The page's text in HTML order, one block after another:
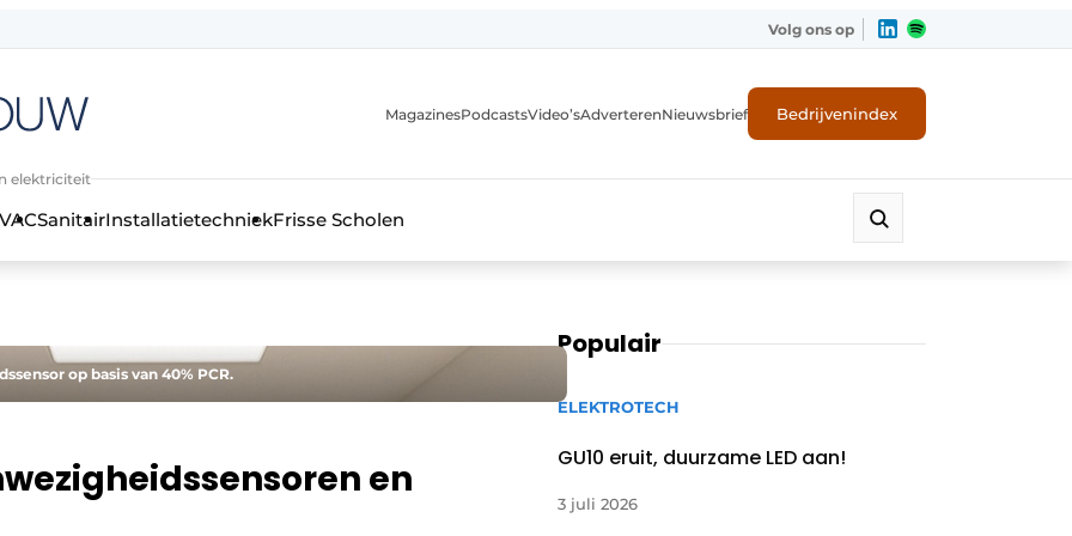
Volg ons op
elektriciteit
MagazinesPodcastsVideo’sAdverterenNieuwsbrief Bedrijvenindex
SanitairInstallatietechniekFrisse Scholen
op basis van 40% PCR.
en
Populair
ELEKTROTECH
GU10 eruit, duurzame LED aan!
3 juli 2026